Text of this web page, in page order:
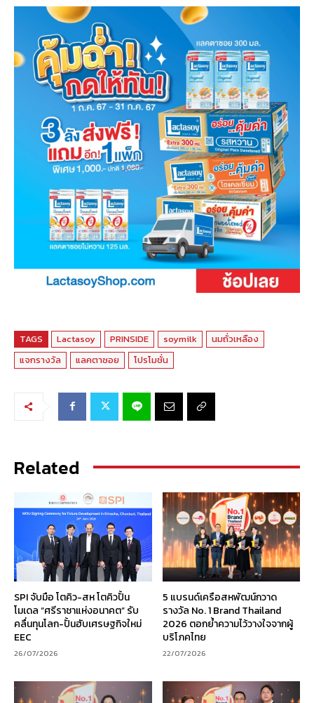
TAGS Lactasoy PRINSIDE soymilk
นมถั่วเหลือง
แจกรางวัล
แลคตาซอย โปรโมชั่น
Related
SPI จับมือ โตคิว-สห โตคิวปั้น
โมเดล “ศรีราชาแห่งอนาคต” รับ
คลื่นทุนโลก-ปั้นฮับเศรษฐกิจใหม่
EEC
26/07/2026
5 แบรนด์เครือสหพัฒน์กวาด
รางวัล No. 1 Brand Thailand
2026 ตอกย้ำความไว้วางใจจากผู้
บริโภคไทย
22/07/2026